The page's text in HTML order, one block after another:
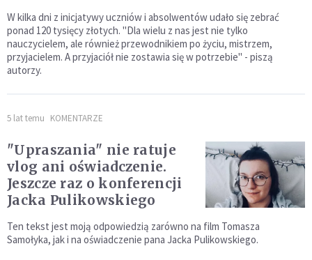
W kilka dni z inicjatywy uczniów i absolwentów udało się zebrać
ponad 120 tysięcy złotych. "Dla wielu z nas jest nie tylko
nauczycielem, ale również przewodnikiem po życiu, mistrzem,
przyjacielem. A przyjaciół nie zostawia się w potrzebie" - piszą
autorzy.
5 lat temu KOMENTARZE
"Upraszania" nie ratuje
vlog ani oświadczenie.
Jeszcze raz o konferencji
Jacka Pulikowskiego
Ten tekst jest moją odpowiedzią zarówno na film Tomasza
Samołyka, jak i na oświadczenie pana Jacka Pulikowskiego.